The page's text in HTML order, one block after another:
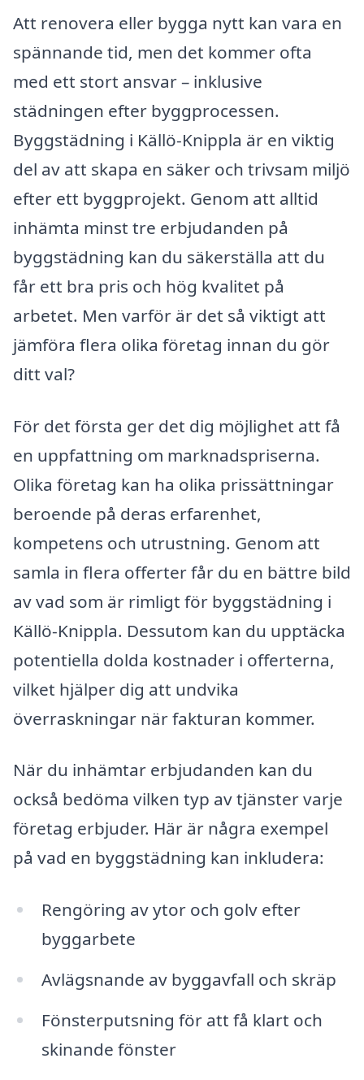
Att renovera eller bygga nytt kan vara en
spännande tid, men det kommer ofta
med ett stort ansvar – inklusive
städningen efter byggprocessen.
Byggstädning i Källö-Knippla är en viktig
del av att skapa en säker och trivsam miljö
efter ett byggprojekt. Genom att alltid
inhämta minst tre erbjudanden på
byggstädning kan du säkerställa att du
får ett bra pris och hög kvalitet på
arbetet. Men varför är det så viktigt att
jämföra flera olika företag innan du gör
ditt val?
För det första ger det dig möjlighet att få
en uppfattning om marknadspriserna.
Olika företag kan ha olika prissättningar
beroende på deras erfarenhet,
kompetens och utrustning. Genom att
samla in flera offerter får du en bättre bild
av vad som är rimligt för byggstädning i
Källö-Knippla. Dessutom kan du upptäcka
potentiella dolda kostnader i offerterna,
vilket hjälper dig att undvika
överraskningar när fakturan kommer.
När du inhämtar erbjudanden kan du
också bedöma vilken typ av tjänster varje
företag erbjuder. Här är några exempel
på vad en byggstädning kan inkludera:
Rengöring av ytor och golv efter
byggarbete
Avlägsnande av byggavfall och skräp
Fönsterputsning för att få klart och
skinande fönster